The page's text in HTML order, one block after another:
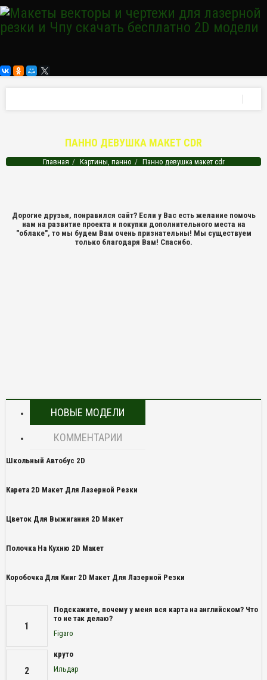
ПАННО ДЕВУШКА МАКЕТ CDR
Главная Картины, панно Панно девушка макет cdr
Дорогие друзья, понравился сайт? Если у Вас есть желание помочь
нам на развитие проекта и покупки дополнительного места на
"облаке", то мы будем Вам очень признательны! Мы существуем
только благодаря Вам! Спасибо.
НОВЫЕ МОДЕЛИ
КОММЕНТАРИИ
Школьный Автобус 2D
Карета 2D Макет Для Лазерной Резки
Цветок Для Выжигания 2D Макет
Полочка На Кухню 2D Макет
Коробочка Для Книг 2D Макет Для Лазерной Резки
1
Подскажите, почему у меня вся карта на английском? Что
то не так делаю?
Figaro
2
круто
Ильдар